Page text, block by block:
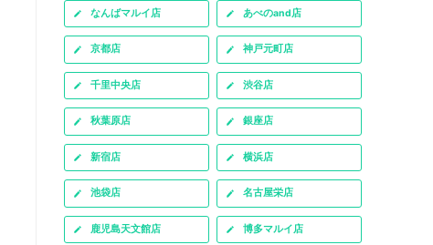
なんばマルイ店 あべのand店
京都店 神戸元町店
千里中央店 渋谷店
秋葉原店 銀座店
新宿店 横浜店
池袋店 名古屋栄店
鹿児島天文館店 博多マルイ店